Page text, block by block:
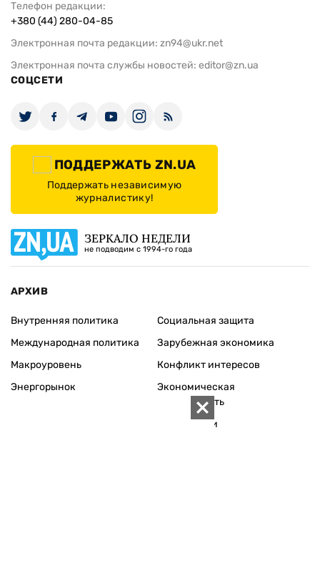
Телефон редакции:
+380 (44) 280-04-85
Электронная почта редакции: zn94@ukr.net
Электронная почта службы новостей: editor@zn.ua
СОЦСЕТИ
ПОДДЕРЖАТЬ ZN.UA
Поддержать независимую
журналистику!
ЗЕРКАЛО НЕДЕЛИ
не подводим с 1994-го года
АРХИВ
Внутренняя политика
Международная политика
Макроуровень
Энергорынок
Социальная защита
Зарубежная экономика
Конфликт интересов
Экономическая
безопасность
Персоналии